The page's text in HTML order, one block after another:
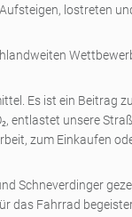
lostreten
Es ist ein Beitrag
entlastet unsere
zum Einkaufen
Schneverdinger
das Fahrrad